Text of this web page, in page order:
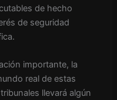
de hecho
de seguridad
importante, la
real de estas
llevará algún